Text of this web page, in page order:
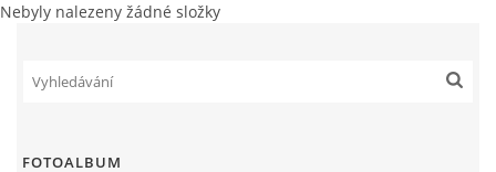
Nebyly nalezeny žádné složky
FOTOALBUM